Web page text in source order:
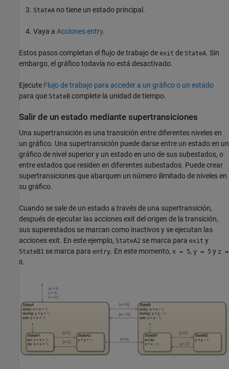
StateA no tiene un estado principal.
Vaya a Acciones entry.
Estos pasos completan el flujo de trabajo de exit de StateA. Sin
embargo, el gráfico todavía no está desactivado.
Ejecute Flujo de trabajo para acceder a un gráfico o un estado
para que StateB complete la unidad de tiempo.
Salir de un estado mediante supertransiciones
Una supertransición es una transición entre diferentes niveles en
un gráfico. Una supertransición puede darse entre un estado en un
gráfico de nivel superior y un estado en uno de sus subestados, o
entre estados que residen en diferentes subestados. Puede crear
supertransiciones que abarquen un número ilimitado de niveles en
su gráfico.
Cuando se sale de un estado a través de una supertransición,
después de ejecutar las acciones exit del origen de la transición,
sus superestados se marcan como inactivos y se ejecutan las
acciones exit. En este ejemplo, StateA2 se marca para exit y
StateB1 se marca para entry. En este momento, x = 5, y = 5 y z =
0.